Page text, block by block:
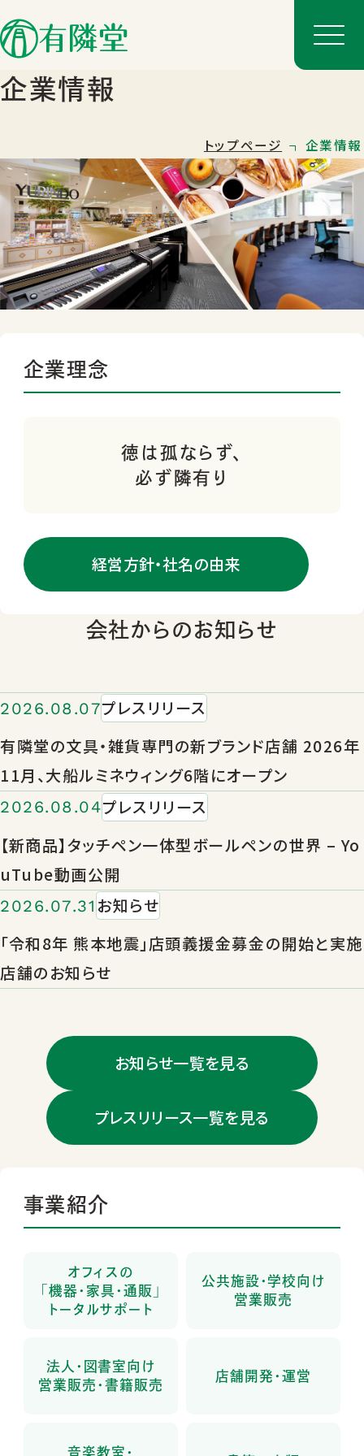
店舗一覧
企業情報
トップページ 企業情報
企業理念
徳は孤ならず、
必ず隣有り
経営方針・社名の由来
会社からのお知らせ
2026.08.07プレスリリース
有隣堂の文具・雑貨専門の新ブランド店舗 2026年
11月、大船ルミネウィング6階にオープン
2026.08.04プレスリリース
【新商品】タッチペン一体型ボールペンの世界 – Yo
uTube動画公開
2026.07.31 お知らせ
「令和8年 熊本地震」店頭義援金募金の開始と実施
店舗のお知らせ
お知らせ一覧を見る
プレスリリース一覧を見る
事業紹介
オフィスの
「機器・家具・通販」
トータルサポート
公共施設・学校向け
営業販売
法人・図書室向け
営業販売・書籍販売
店舗開発・運営
音楽教室・